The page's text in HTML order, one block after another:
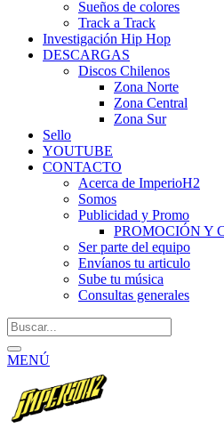
Sueños de colores
Track a Track
Investigación Hip Hop
DESCARGAS
Discos Chilenos
Zona Norte
Zona Central
Zona Sur
Sello
YOUTUBE
CONTACTO
Acerca de ImperioH2
Somos
Publicidad y Promo
PROMOCIÓN Y
Ser parte del equipo
Envíanos tu articulo
Sube tu música
Consultas generales
MENÚ